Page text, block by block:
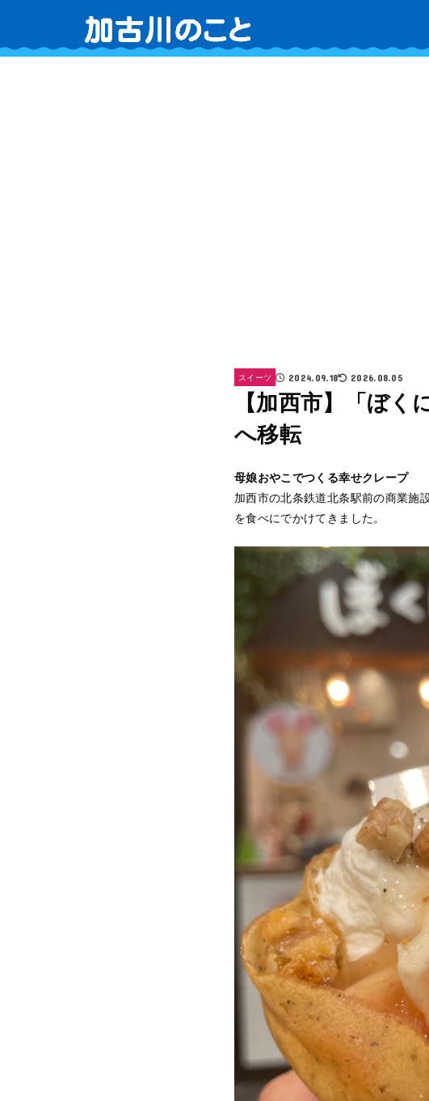
スイーツ 2024.09.18 2026.08.05
【加西市】「ぼ
へ移転
母娘おやこでつくる幸せクレープ
加西市の北条鉄道北条駅前の商業施
を食べにでかけてきました。